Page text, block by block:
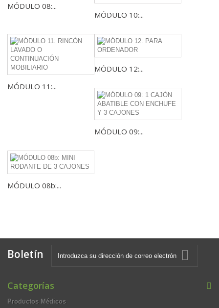
MÓDULO 08:...
MÓDULO 10:...
MÓDULO 11:...
MÓDULO 12:...
MÓDULO 09:...
MÓDULO 08b:...
Boletín
Categorías
Productos Médicos